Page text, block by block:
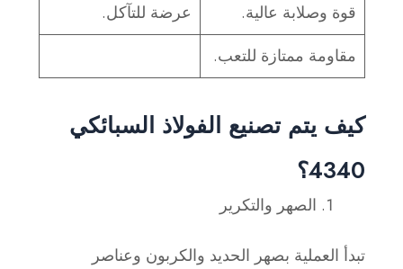
قوة وصلابة عالية.
عرضة للتآكل.
مقاومة ممتازة للتعب.
كيف يتم تصنيع الفولاذ السبائكي
4340؟
الصهر والتكرير
تبدأ العملية بصهر الحديد والكربون وعناصر